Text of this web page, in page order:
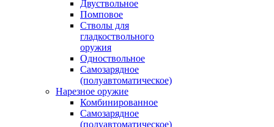
Двуствольное
Помповое
Стволы для
гладкоствольного
оружия
Одноствольное
Самозарядное
(полуавтоматическое)
Нарезное оружие
Комбинированное
Самозарядное
(полуавтоматическое)